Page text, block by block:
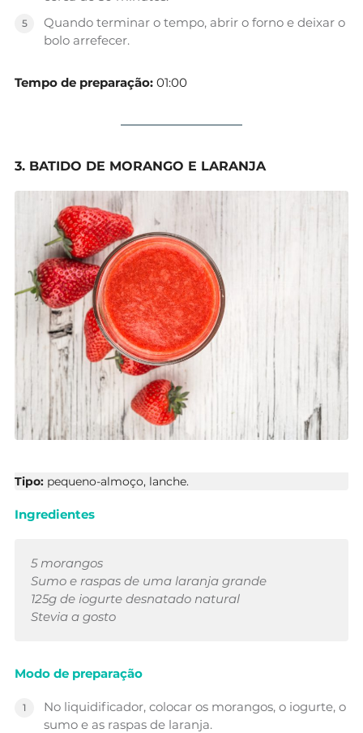
Quando terminar o tempo, abrir o forno e deixar o
bolo arrefecer.
Tempo de preparação: 01:00
3. BATIDO DE MORANGO E LARANJA
Tipo: pequeno-almoço, lanche.
Ingredientes
5 morangos
Sumo e raspas de uma laranja grande
125g de iogurte desnatado natural
Stevia a gosto
Modo de preparação
No liquidificador, colocar os morangos, o iogurte, o
sumo e as raspas de laranja.